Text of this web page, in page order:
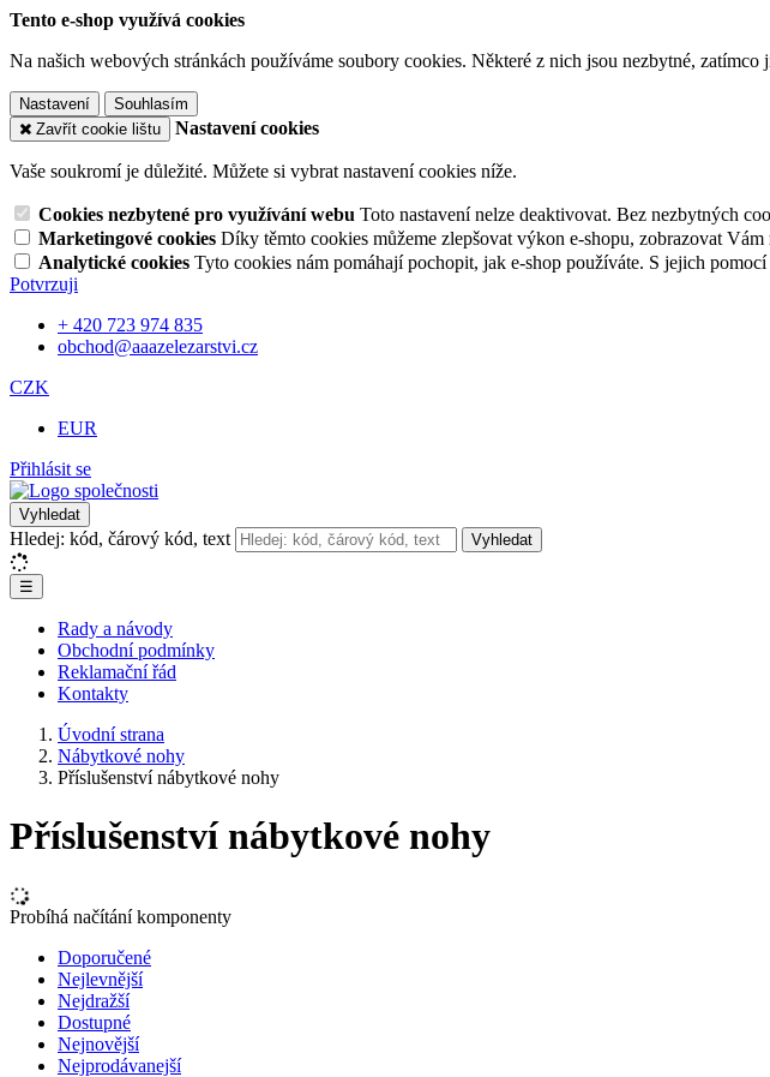
Tento e-shop využívá cookies
Na našich webových stránkách používáme soubory cookies. Některé z nich jsou nezbytné,
Nastavení
Souhlasím
Zavřít cookie lištu
Nastavení cookies
Vaše soukromí je důležité. Můžete si vybrat nastavení cookies níže.
Cookies nezbytené pro využívání webu Toto nastavení nelze deaktivovat. Bez nezbytných
Marketingové cookies Díky těmto cookies můžeme zlepšovat výkon e-shopu, zobrazovat
Analytické cookies Tyto cookies nám pomáhají pochopit, jak e-shop používáte. S jejich pomocí
Potvrzuji
+ 420 723 974 835
obchod@aaazelezarstvi.cz
CZK
EUR
Přihlásit se
Vyhledat
Hledej: kód, čárový kód, text Vyhledat
☰
Rady a návody
Obchodní podmínky
Reklamační řád
Kontakty
Úvodní strana
Nábytkové nohy
Příslušenství nábytkové nohy
Příslušenství nábytkové nohy
Probíhá načítání komponenty
Doporučené
Nejlevnější
Nejdražší
Dostupné
Nejnovější
Nejprodávanejší